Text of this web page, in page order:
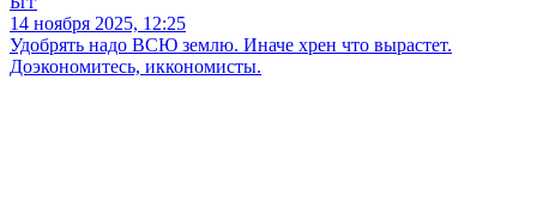
14 ноября 2025, 12:25
Удобрять надо ВСЮ землю. Иначе хрен что вырастет.
Доэкономитесь, иккономисты.